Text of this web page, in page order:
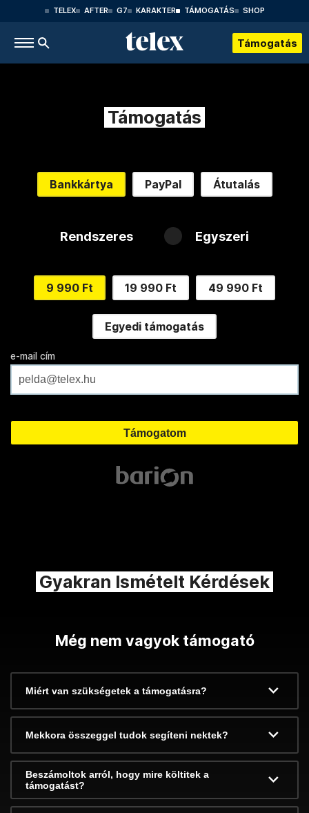
TELEX AFTER G7 KARAKTER TÁMOGATÁS SHOP
Támogatás
Támogatás
Bankkártya PayPal Átutalás
Rendszeres Egyszeri
9 990 Ft 19 990 Ft 49 990 Ft
Egyedi támogatás
e-mail cím
Gyakran Ismételt Kérdések
Még nem vagyok támogató
Miért van szükségetek a támogatásra?
Mekkora összeggel tudok segíteni nektek?
Beszámoltok arról, hogy mire költitek a
támogatást?